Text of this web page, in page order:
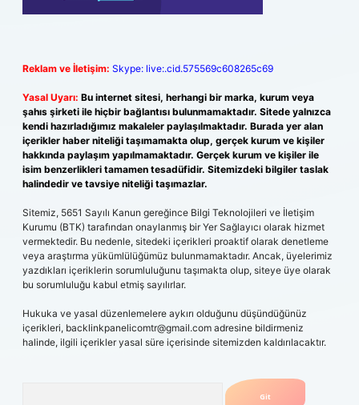
Reklam ve İletişim: Skype: live:.cid.575569c608265c69
Yasal Uyarı: Bu internet sitesi, herhangi bir marka, kurum veya
şahıs şirketi ile hiçbir bağlantısı bulunmamaktadır. Sitede yalnızca
kendi hazırladığımız makaleler paylaşılmaktadır. Burada yer alan
içerikler haber niteliği taşımamakta olup, gerçek kurum ve kişiler
hakkında paylaşım yapılmamaktadır. Gerçek kurum ve kişiler ile
isim benzerlikleri tamamen tesadüfidir. Sitemizdeki bilgiler taslak
halindedir ve tavsiye niteliği taşımazlar.
Sitemiz, 5651 Sayılı Kanun gereğince Bilgi Teknolojileri ve İletişim
Kurumu (BTK) tarafından onaylanmış bir Yer Sağlayıcı olarak hizmet
vermektedir. Bu nedenle, sitedeki içerikleri proaktif olarak denetleme
veya araştırma yükümlülüğümüz bulunmamaktadır. Ancak, üyelerimiz
yazdıkları içeriklerin sorumluluğunu taşımakta olup, siteye üye olarak
bu sorumluluğu kabul etmiş sayılırlar.
Hukuka ve yasal düzenlemelere aykırı olduğunu düşündüğünüz
içerikleri, backlinkpanelicomtr@gmail.com adresine bildirmeniz
halinde, ilgili içerikler yasal süre içerisinde sitemizden kaldırılacaktır.